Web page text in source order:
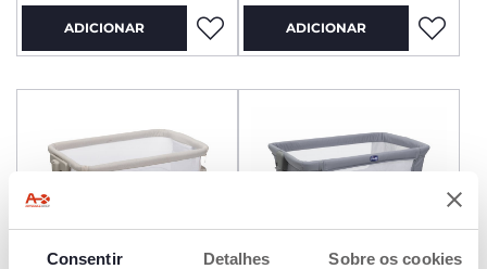
Consentir Detalhes Sobre os cookies
ADICIONAR ADICIONAR